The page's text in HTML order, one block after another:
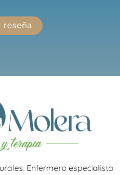
reseña
Enfermero especialista